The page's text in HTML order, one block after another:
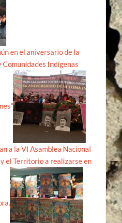
en el aniversario de la
Comunidades Indígenas
a la VI Asamblea Nacional
el Territorio a realizarse en